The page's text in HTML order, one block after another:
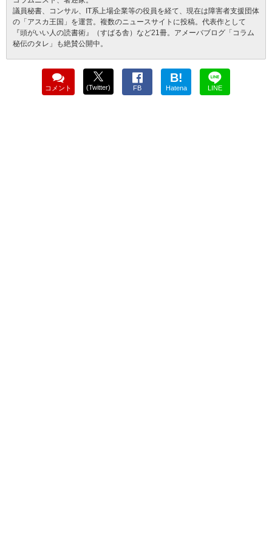
議員秘書、コンサル、IT系上場企業等の役員を経て、現在は障害者支援団体
の「アスカ王国」を運営。複数のニュースサイトに投稿。代表作として
『頭がいい人の読書術』（すばる舎）など21冊。アメーバブログ「コラム
秘伝のタレ」も絶賛公開中。
コメント (Twitter) FB
B!
Hatena LINE